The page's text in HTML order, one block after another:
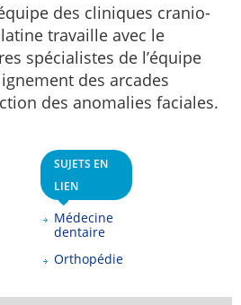
des cliniques cranio-
travaille avec le
spécialistes de l’équipe
des arcades
des anomalies faciales.
SUJETS EN
LIEN
Médecine
dentaire
Orthopédie